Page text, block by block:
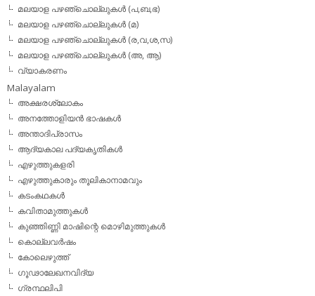
മലയാള പഴഞ്ചൊല്ലുകള്‍ (പ,ബ,ഭ)
മലയാള പഴഞ്ചൊല്ലുകള്‍ (മ)
മലയാള പഴഞ്ചൊല്ലുകള്‍ (ര,വ,ശ,സ)
മലയാള പഴഞ്ചൊല്ലുകൾ (അ, ആ)
വ്യാകരണം
Malayalam
അക്ഷരശ്ലോകം
അനത്തോളിയന്‍ ഭാഷകള്‍
അന്താദിപ്രാസം
ആദ്യകാല പദ്യകൃതികള്‍
എഴുത്തുകളരി
എഴുത്തുകാരും തൂലികാനാമവും
കടംകഥകള്‍
കവിതാമുത്തുകള്‍
കുഞ്ഞിണ്ണി മാഷിന്റെ മൊഴിമുത്തുകള്‍
കൊല്ലവര്‍ഷം
കോലെഴുത്ത്
ഗൂഢാലേഖനവിദ്യ
ഗ്രന്ഥലിപി